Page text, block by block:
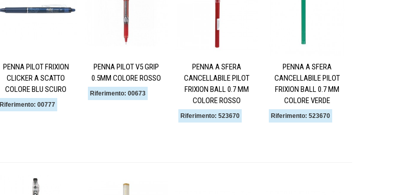
PENNA PILOT FRIXION
CLICKER A SCATTO
COLORE BLU SCURO
Riferimento: 00777
PENNA PILOT V5 GRIP
0.5MM COLORE ROSSO
Riferimento: 00673
PENNA A SFERA
CANCELLABILE PILOT
FRIXION BALL 0.7 MM
COLORE ROSSO
Riferimento: 523670
PENNA A SFERA
CANCELLABILE PILOT
FRIXION BALL 0.7 MM
COLORE VERDE
Riferimento: 523670